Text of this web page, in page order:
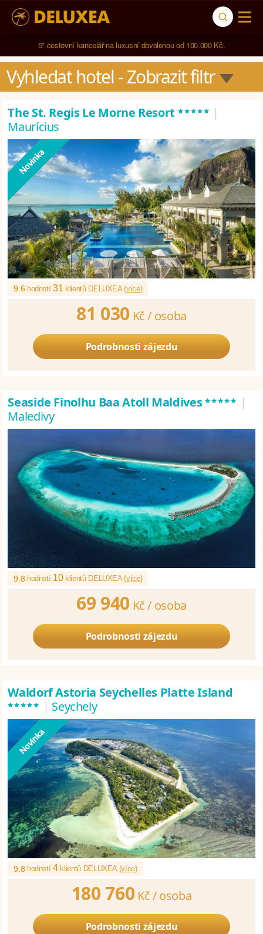
5* cestovní kancelář na luxusní dovolenou od 100.000 Kč.
Vyhledat hotel - Zobrazit filtr
The St. Regis Le Morne Resort ***** |
Maurícius
9.6 hodnotí31 klientů DELUXEA (více)
81 030 Kč / osoba
Podrobnosti zájezdu
Seaside Finolhu Baa Atoll Maldives***** |
Maledivy
9.8 hodnotí 10klientů DELUXEA (více)
69 940 Kč / osoba
Podrobnosti zájezdu
Waldorf Astoria Seychelles Platte Island
***** | Seychely
9.8 hodnotí4klientů DELUXEA (více)
180 760 Kč /osoba
Podrobnosti zájezdu